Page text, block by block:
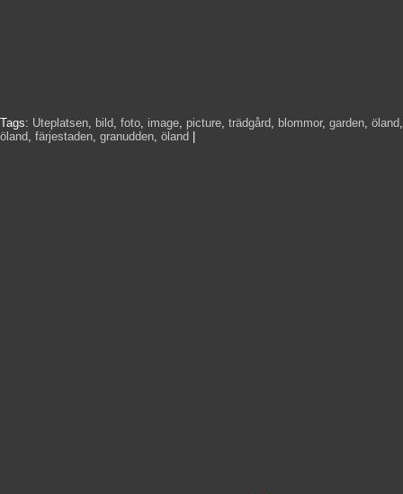
Tags: Uteplatsen, bild, foto, image, picture, trädgård, blommor, garden, öland,
öland, färjestaden, granudden, öland